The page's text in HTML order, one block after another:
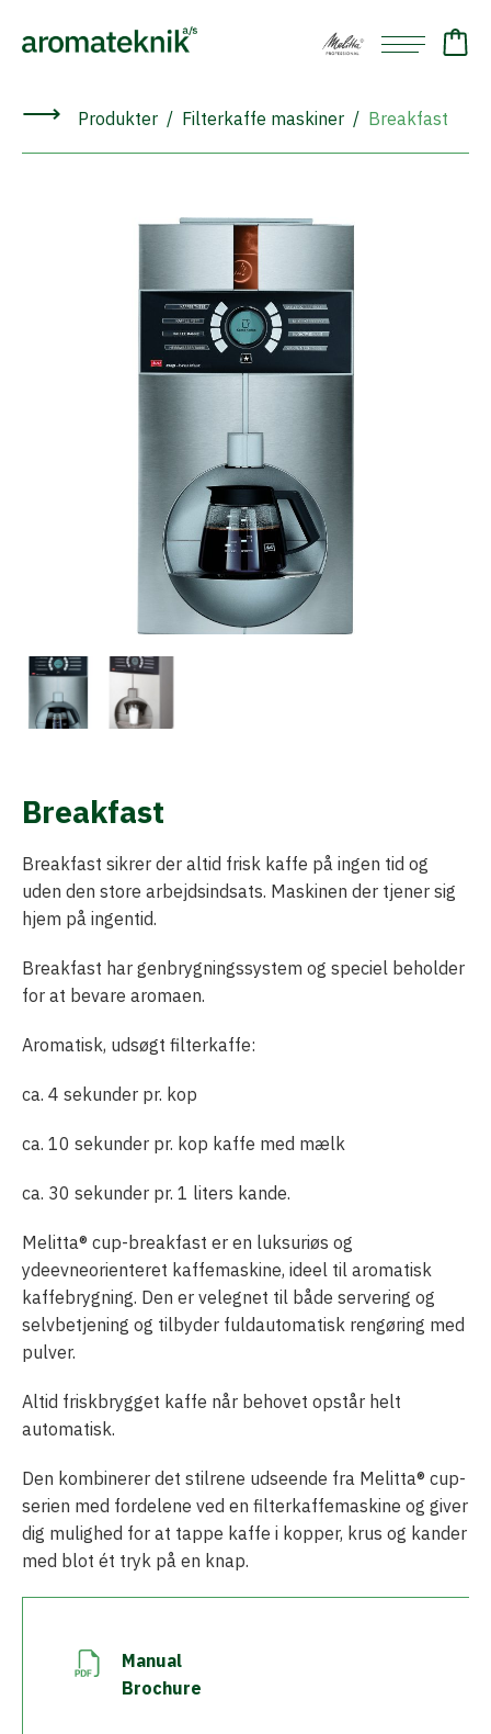
⟶ Produkter Filterkaffe maskiner Breakfast
Breakfast
Breakfast sikrer der altid frisk kaffe på ingen tid og
uden den store arbejdsindsats. Maskinen der tjener sig
hjem på ingentid.
Breakfast har genbrygningssystem og speciel beholder
for at bevare aromaen.
Aromatisk, udsøgt filterkaffe:
ca. 4 sekunder pr. kop
ca. 10 sekunder pr. kop kaffe med mælk
ca. 30 sekunder pr. 1 liters kande.
Melitta® cup-breakfast er en luksuriøs og
ydeevneorienteret kaffemaskine, ideel til aromatisk
kaffebrygning. Den er velegnet til både servering og
selvbetjening og tilbyder fuldautomatisk rengøring med
pulver.
Altid friskbrygget kaffe når behovet opstår helt
automatisk.
Den kombinerer det stilrene udseende fra Melitta® cup-
serien med fordelene ved en filterkaffemaskine og giver
dig mulighed for at tappe kaffe i kopper, krus og kander
med blot ét tryk på en knap.
Manual
Brochure